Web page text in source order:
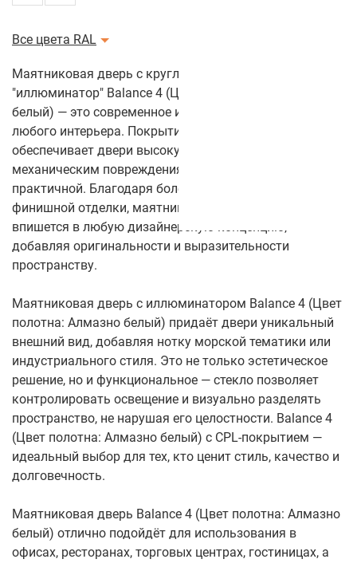
Все цвета RAL
Маятниковая дверь с круглым стеклом
"иллюминатор" Balance 4 (Цвет полотна: Алмазно
белый) — это современное и стильное решение для
любого интерьера. Покрытие из CPL-пластика
обеспечивает двери высокую устойчивость к износу и
механическим повреждениям, делая её долговечной и
практичной. Благодаря более чем 50 цветам
финишной отделки, маятниковая дверь легко
впишется в любую дизайнерскую концепцию,
добавляя оригинальности и выразительности
пространству.
Маятниковая дверь с иллюминатором Balance 4 (Цвет
полотна: Алмазно белый) придаёт двери уникальный
внешний вид, добавляя нотку морской тематики или
индустриального стиля. Это не только эстетическое
решение, но и функциональное — стекло позволяет
контролировать освещение и визуально разделять
пространство, не нарушая его целостности. Balance 4
(Цвет полотна: Алмазно белый) с CPL-покрытием —
идеальный выбор для тех, кто ценит стиль, качество и
долговечность.
Маятниковая дверь Balance 4 (Цвет полотна: Алмазно
белый) отлично подойдёт для использования в
офисах, ресторанах, торговых центрах, гостиницах, а